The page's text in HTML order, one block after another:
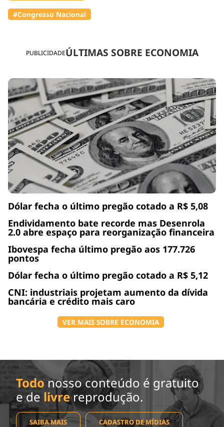
PUBLICIDADEÚLTIMAS SOBRE ECONOMIA
Dólar fecha o último pregão cotado a R$ 5,08
Endividamento bate recorde mas Desenrola
2.0 abre espaço para reorganização financeira
Ibovespa fecha último pregão aos 177.726
pontos
Dólar fecha o último pregão cotado a R$ 5,12
CNI: industriais projetam aumento da dívida
bancária e crédito mais caro
VER MAIS SOBRE ECONOMIA
#Congresso Nacional
Todo nosso conteúdo é gratuito
e de livrereprodução.
SAIBA MAIS CADASTRO DE MÍDIAS